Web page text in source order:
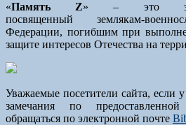
«Память Z» – это
посвященный землякам-
Федерации, погибшим при
защите интересов Отечества на
Уважаемые посетители сайта, если
замечания по
обращаться по электронной почте